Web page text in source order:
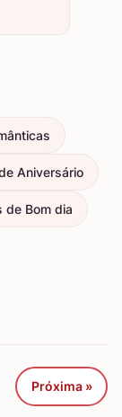
Aniversário
de Bom dia
Próxima »